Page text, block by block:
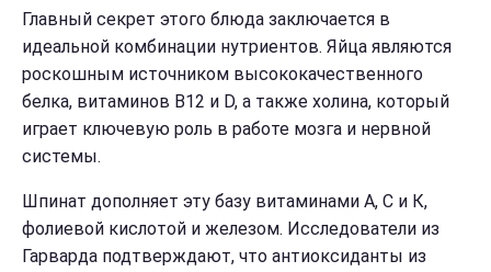
Главный секрет этого блюда заключается в
идеальной комбинации нутриентов. Яйца являются
роскошным источником высококачественного
белка, витаминов B12 и D, а также холина, который
играет ключевую роль в работе мозга и нервной
системы.
Шпинат дополняет эту базу витаминами А, С и К,
фолиевой кислотой и железом. Исследователи из
Гарварда подтверждают, что антиоксиданты из